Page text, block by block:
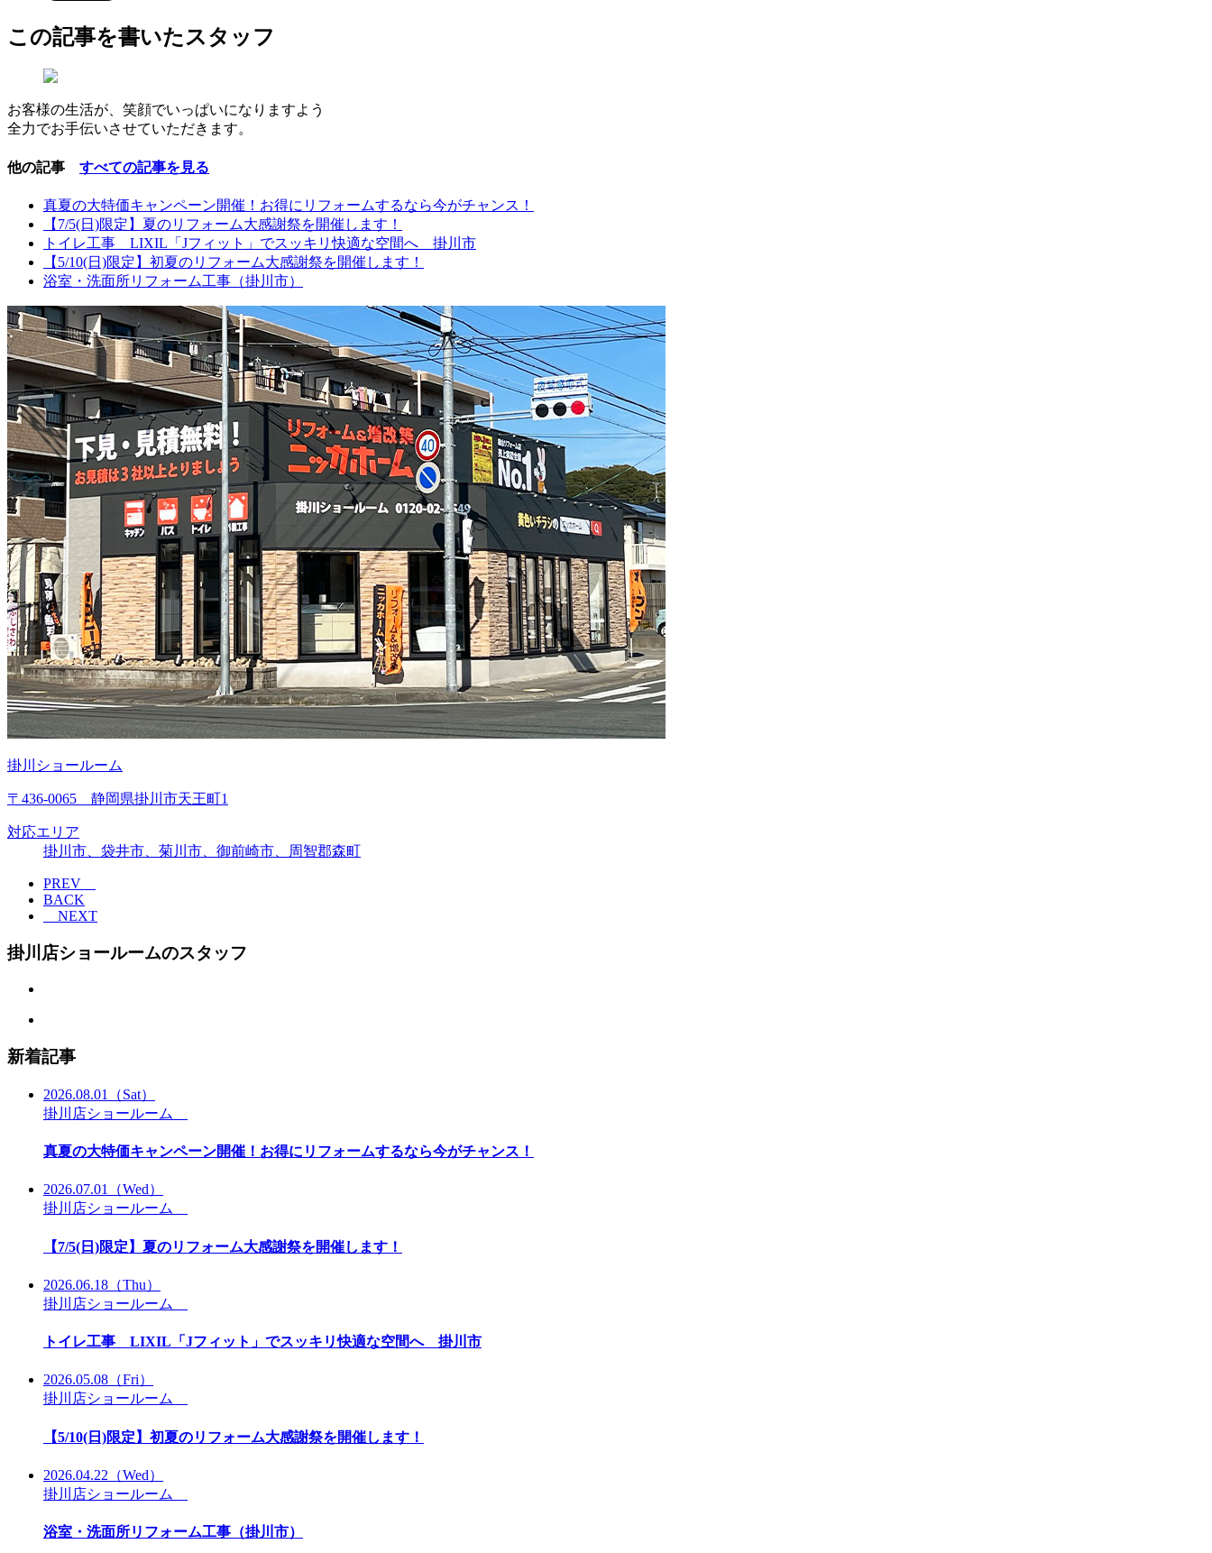
この記事を書いたスタッフ
お客様の生活が、笑顔でいっぱいになりますよう
全力でお手伝いさせていただきます。
他の記事 すべての記事を見る
真夏の大特価キャンペーン開催！お得にリフォームするなら今がチャンス！
【7/5(日)限定】夏のリフォーム大感謝祭を開催します！
トイレ工事 LIXIL「Jフィット」でスッキリ快適な空間へ 掛川市
【5/10(日)限定】初夏のリフォーム大感謝祭を開催します！
浴室・洗面所リフォーム工事（掛川市）
掛川ショールーム
〒436-0065 静岡県掛川市天王町1
対応エリア
掛川市、袋井市、菊川市、御前崎市、周智郡森町
PREV
BACK
NEXT
掛川店ショールームのスタッフ
新着記事
2026.08.01
（Sat）
掛川店ショールーム
真夏の大特価キャンペーン開催！お得にリフォームするなら今がチャンス！
2026.07.01
（Wed）
掛川店ショールーム
【7/5(日)限定】夏のリフォーム大感謝祭を開催します！
2026.06.18 （Thu）
掛川店ショールーム
トイレ工事 LIXIL「Jフィット」でスッキリ快適な空間へ 掛川市
2026.05.08 （Fri）
掛川店ショールーム
【5/10(日)限定】初夏のリフォーム大感謝祭を開催します！
2026.04.22 （Wed）
掛川店ショールーム
浴室・洗面所リフォーム工事（掛川市）